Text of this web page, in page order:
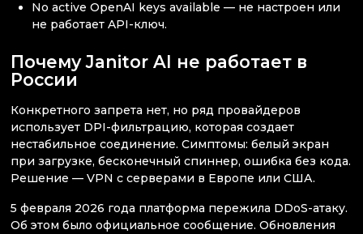
No active OpenAI keys available — не настроен или
не работает API-ключ.
Почему Janitor AI не работает в
России
Конкретного запрета нет, но ряд провайдеров
использует DPI-фильтрацию, которая создает
нестабильное соединение. Симптомы: белый экран
при загрузке, бесконечный спиннер, ошибка без кода.
Решение — VPN с серверами в Европе или США.
5 февраля 2026 года платформа пережила DDoS-атаку.
Об этом было официальное сообщение. Обновления